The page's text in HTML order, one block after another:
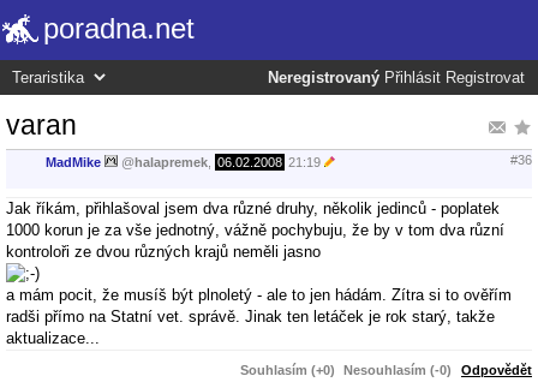
poradna.net
Neregistrovaný Přihlásit Registrovat
varan
MadMike @halapremek 06.02.2008 21:19 #36
Jak říkám, přihlašoval jsem dva různé druhy, několik jedinců - poplatek
1000 korun je za vše jednotný, vážně pochybuju, že by v tom dva různí
kontroloři ze dvou různých krajů neměli jasno
a mám pocit, že musíš být plnoletý - ale to jen hádám. Zítra si to ověřím
radši přímo na Statní vet. správě. Jinak ten letáček je rok starý, takže
aktualizace...
Souhlasím (+0) Nesouhlasím (-0) Odpovědět